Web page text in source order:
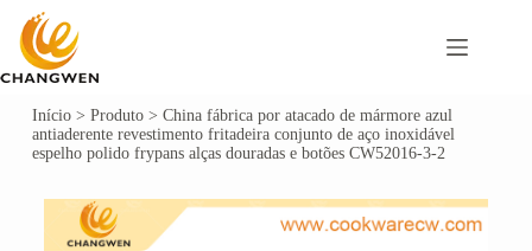
Início> Produto> China fábrica por atacado de mármore azul
antiaderente revestimento fritadeira conjunto de aço inoxidável
espelho polido frypans alças douradas e botões CW52016-3-2